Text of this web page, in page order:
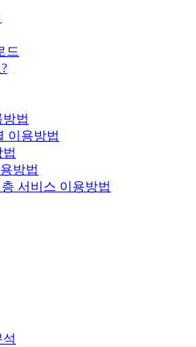
드
법
이용방법
방법
서비스 이용방법